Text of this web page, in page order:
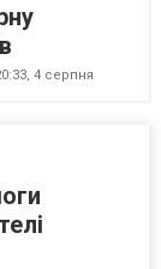
4 серпня